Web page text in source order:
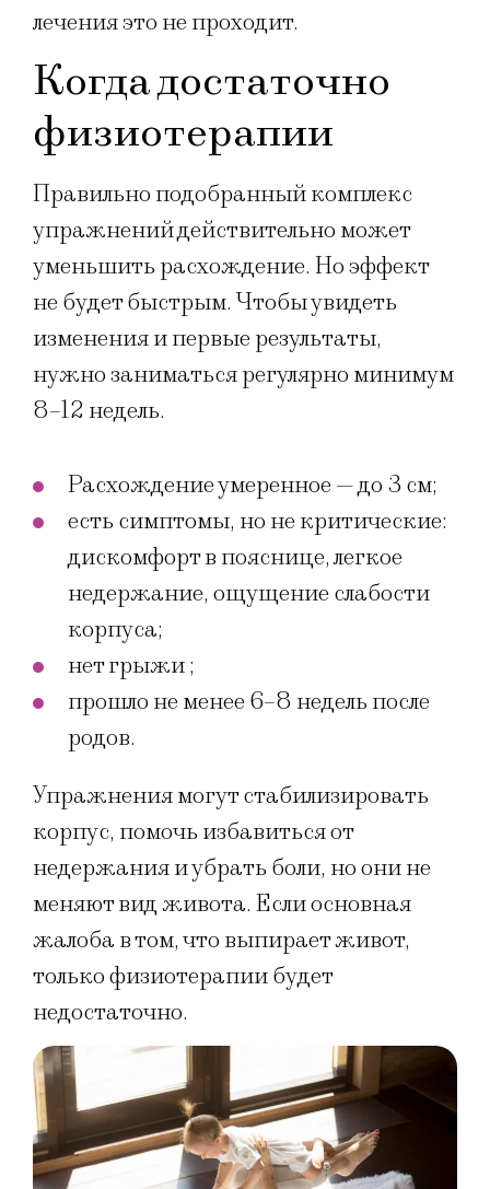
лечения это не проходит.
Когда достаточно
физиотерапии
Правильно подобранный комплекс
упражнений действительно может
уменьшить расхождение. Но эффект
не будет быстрым. Чтобы увидеть
изменения и первые результаты,
нужно заниматься регулярно минимум
8–12 недель.
Расхождение умеренное — до 3 см;
есть симптомы, но не критические:
дискомфорт в пояснице, легкое
недержание, ощущение слабости
корпуса;
нет грыжи ;
прошло не менее 6–8 недель после
родов.
Упражнения могут стабилизировать
корпус, помочь избавиться от
недержания и убрать боли, но они не
меняют вид живота. Если основная
жалоба в том, что выпирает живот,
только физиотерапии будет
недостаточно.